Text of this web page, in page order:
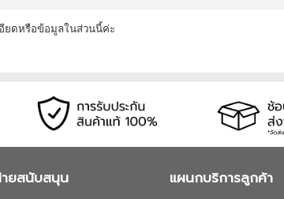
ยดหรือข้อมูลในส่วนนี้ค่ะ
ยสนับสนุน แผนกบริการลูกค้า